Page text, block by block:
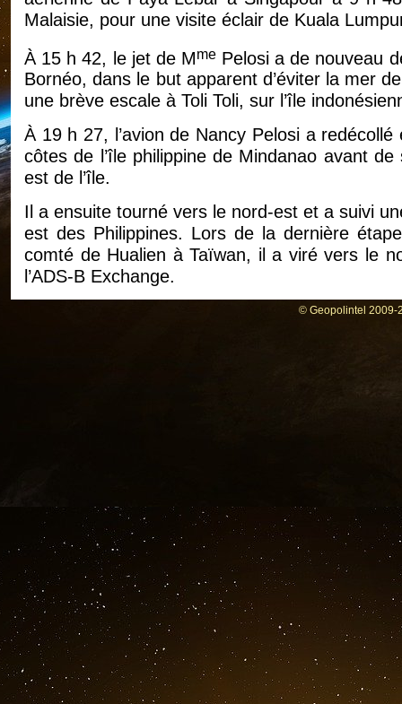
Malaisie, pour une visite éclair de Kuala
À 15 h 42, le jet de MmePelosi a de nouveau
Bornéo, dans le but apparent d’éviter la mer
une brève escale à Toli Toli, sur l’île
À 19 h 27, l’avion de Nancy Pelosi a
côtes de l’île philippine de Mindanao avant
est de l’île.
Il a ensuite tourné vers le nord-est et a suivi
est des Philippines. Lors de la dernière
comté de Hualien à Taïwan, il a viré vers le
l’ADS-B Exchange.
Le jet a ensuite tourné vers le nord-ouest et
la Chambre des représentants.
Tôt le matin du mercredi 3 août, la
Tsai Ing-wen (蔡英文). Elle doit ensuite
du Yuan législatif, où elle rencontrera le
錫堃), entre autres législateurs.
La délégation de M
Pelosi participera
midi, M me
Pelosi et les congressistes
© Geopolintel 2009-